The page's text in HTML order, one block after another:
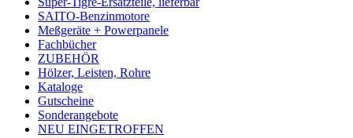
SAITO-Benzinmotore
Meßgeräte + Powerpanele
Fachbücher
ZUBEHÖR
Hölzer, Leisten, Rohre
Kataloge
Gutscheine
Sonderangebote
NEU EINGETROFFEN